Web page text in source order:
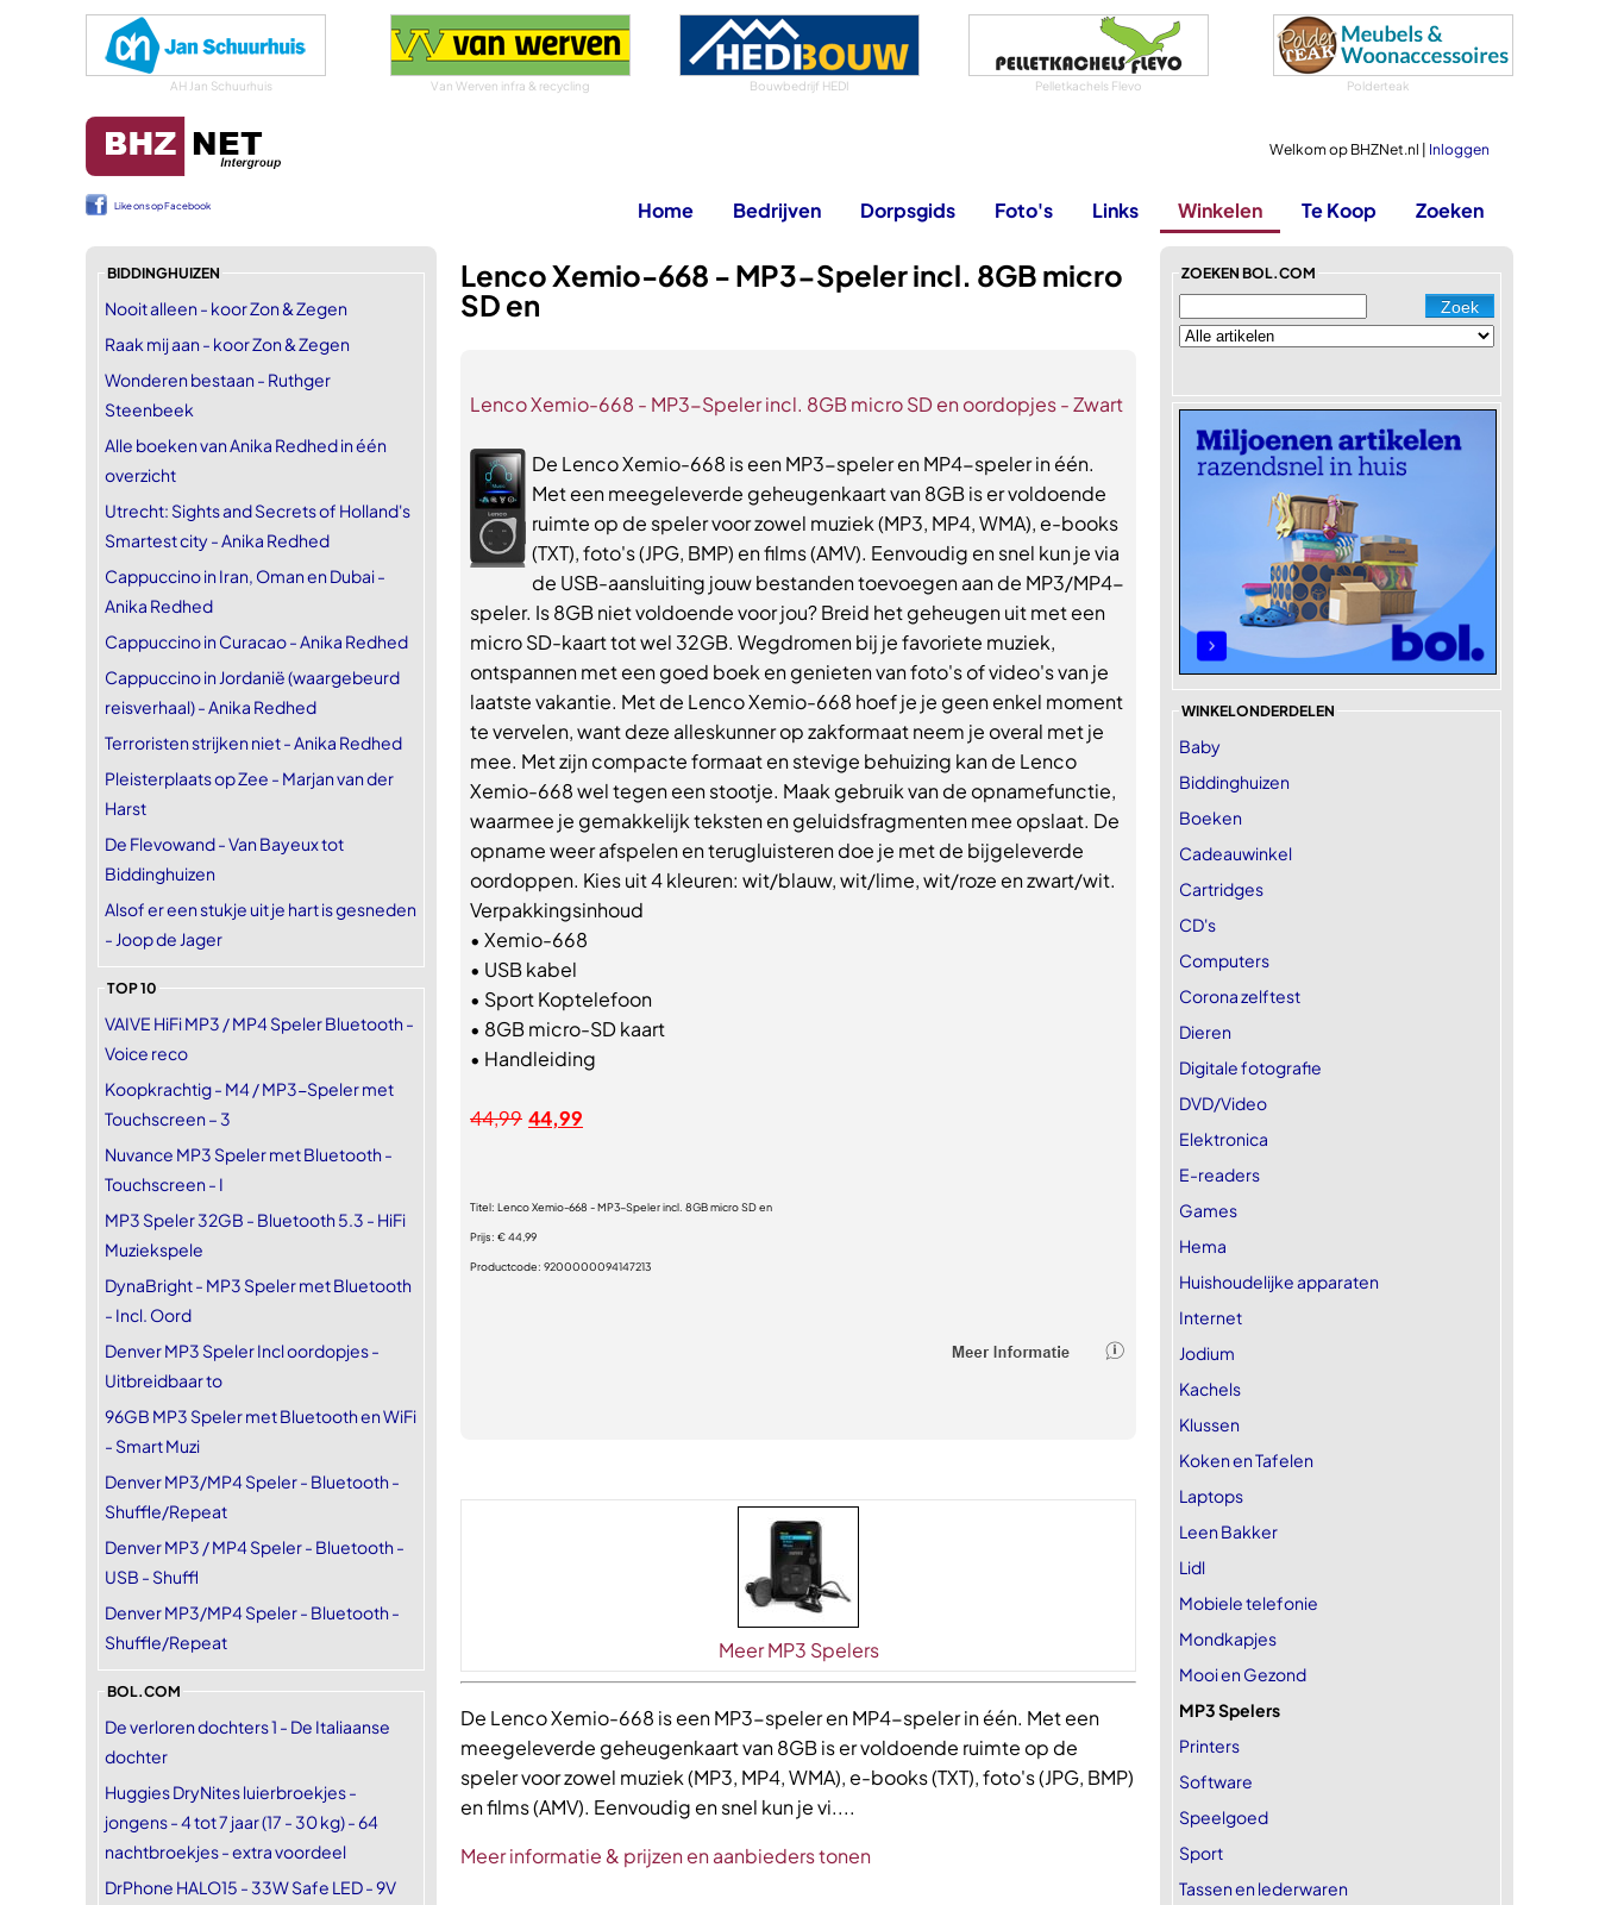
AH Jan Schuurhuis Van Werven infra & recycling Bouwbedrijf HEDI Pelletkachels Flevo Polderteak
Welkom op BHZNet.nl | Inloggen
Like ons op Facebook Home Bedrijven Dorpsgids Foto's Links Winkelen Te Koop Zoeken
BIDDINGHUIZEN
Nooit alleen - koor Zon & Zegen
Raak mij aan - koor Zon & Zegen
Wonderen bestaan - Ruthger
Steenbeek
Alle boeken van Anika Redhed in één
overzicht
Utrecht: Sights and Secrets of Holland's
Smartest city - Anika Redhed
Cappuccino in Iran, Oman en Dubai -
Anika Redhed
Cappuccino in Curacao - Anika Redhed
Cappuccino in Jordanië (waargebeurd
reisverhaal) - Anika Redhed
Terroristen strijken niet - Anika Redhed
Pleisterplaats op Zee - Marjan van der
Harst
De Flevowand - Van Bayeux tot
Biddinghuizen
Alsof er een stukje uit je hart is gesneden
- Joop de Jager
TOP 10
VAIVE HiFi MP3 / MP4 Speler Bluetooth -
Voice reco
Koopkrachtig - M4 / MP3-Speler met
Touchscreen – 3
Nuvance MP3 Speler met Bluetooth -
Touchscreen - I
MP3 Speler 32GB - Bluetooth 5.3 - HiFi
Muziekspele
DynaBright - MP3 Speler met Bluetooth
- Incl. Oord
Denver MP3 Speler Incl oordopjes -
Uitbreidbaar to
96GB MP3 Speler met Bluetooth en WiFi
- Smart Muzi
Denver MP3/MP4 Speler - Bluetooth -
Shuffle/Repeat
Denver MP3 / MP4 Speler - Bluetooth -
USB - Shuffl
Denver MP3/MP4 Speler - Bluetooth -
Shuffle/Repeat
BOL.COM
De verloren dochters 1 - De Italiaanse
dochter
Huggies DryNites luierbroekjes -
jongens - 4 tot 7 jaar (17 - 30 kg) - 64
nachtbroekjes - extra voordeel
DrPhone HALO15 - 33W Safe LED - 9V
Lenco Xemio-668 - MP3-Speler incl. 8GB micro
SD en
Lenco Xemio-668 - MP3-Speler incl. 8GB micro SD en oordopjes - Zwart
De Lenco Xemio-668 is een MP3-speler en MP4-speler in één.
Met een meegeleverde geheugenkaart van 8GB is er voldoende
ruimte op de speler voor zowel muziek (MP3, MP4, WMA), e-books
(TXT), foto's (JPG, BMP) en films (AMV). Eenvoudig en snel kun je via
de USB-aansluiting jouw bestanden toevoegen aan de MP3/MP4-
speler. Is 8GB niet voldoende voor jou? Breid het geheugen uit met een
micro SD-kaart tot wel 32GB. Wegdromen bij je favoriete muziek,
ontspannen met een goed boek en genieten van foto's of video's van je
laatste vakantie. Met de Lenco Xemio-668 hoef je je geen enkel moment
te vervelen, want deze alleskunner op zakformaat neem je overal met je
mee. Met zijn compacte formaat en stevige behuizing kan de Lenco
Xemio-668 wel tegen een stootje. Maak gebruik van de opnamefunctie,
waarmee je gemakkelijk teksten en geluidsfragmenten mee opslaat. De
opname weer afspelen en terugluisteren doe je met de bijgeleverde
oordoppen. Kies uit 4 kleuren: wit/blauw, wit/lime, wit/roze en zwart/wit.
Verpakkingsinhoud
• Xemio-668
• USB kabel
• Sport Koptelefoon
• 8GB micro-SD kaart
• Handleiding
44,99 44,99
Titel: Lenco Xemio-668 - MP3-Speler incl. 8GB micro SD en
Prijs: € 44,99
Productcode: 9200000094147213
Meer MP3 Spelers
De Lenco Xemio-668 is een MP3-speler en MP4-speler in één. Met een
meegeleverde geheugenkaart van 8GB is er voldoende ruimte op de
speler voor zowel muziek (MP3, MP4, WMA), e-books (TXT), foto's (JPG, BMP)
en films (AMV). Eenvoudig en snel kun je vi....
Meer informatie & prijzen en aanbieders tonen
ZOEKEN BOL.COM
WINKELONDERDELEN
Baby
Biddinghuizen
Boeken
Cadeauwinkel
Cartridges
CD's
Computers
Corona zelftest
Dieren
Digitale fotografie
DVD/Video
Elektronica
E-readers
Games
Hema
Huishoudelijke apparaten
Internet
Jodium
Kachels
Klussen
Koken en Tafelen
Laptops
Leen Bakker
Lidl
Mobiele telefonie
Mondkapjes
Mooi en Gezond
MP3 Spelers
Printers
Software
Speelgoed
Sport
Tassen en lederwaren